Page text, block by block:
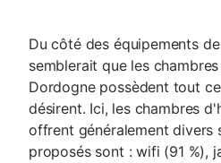
Du côté des équipements
semblerait que les
Dordogne possèdent tout
désirent. Ici, les chambres
offrent généralement divers
proposés sont : wifi (91 %),